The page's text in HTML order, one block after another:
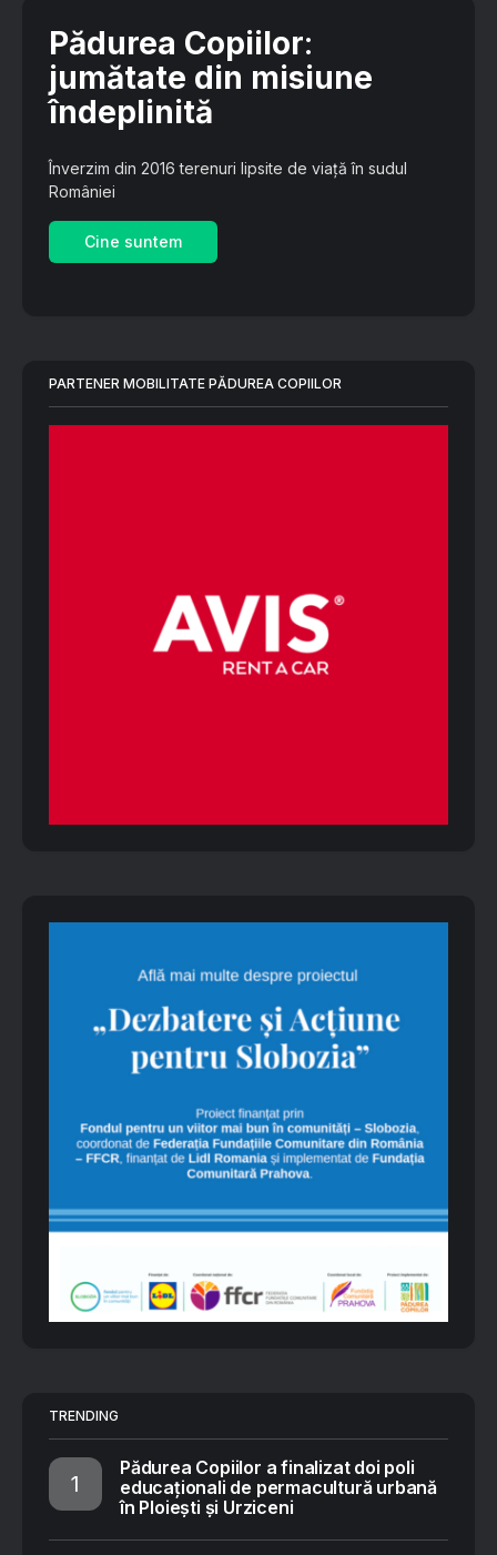
Pădurea Copiilor:
jumătate din misiune
îndeplinită
Înverzim din 2016 terenuri lipsite de viață în sudul
României
Cine suntem
PARTENER MOBILITATE PĂDUREA COPIILOR
TRENDING
Pădurea Copiilor a finalizat doi poli
educaționali de permacultură urbană
în Ploiești și Urziceni